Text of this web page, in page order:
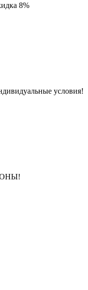
8%
условия!